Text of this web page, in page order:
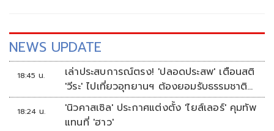
NEWS UPDATE
18:45 น.
เล่าประสบการณ์ตรง! 'ปลอดประสพ' เตือนสติ
'วีระ' ไปเที่ยวอุทยานฯ ต้องยอมรับธรรมชาติ
ดิบๆให้ได้
18:24 น.
'นิวคาสเซิล' ประกาศแต่งตั้ง 'ไยส์เลอร์' คุมทัพ
แทนที่ 'ฮาว'